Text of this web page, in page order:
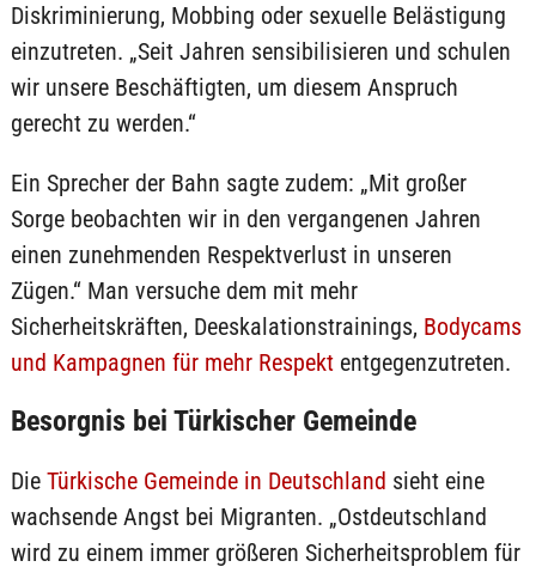
Diskriminierung, Mobbing oder sexuelle Belästigung
einzutreten. „Seit Jahren sensibilisieren und schulen
wir unsere Beschäftigten, um diesem Anspruch
gerecht zu werden.“
Ein Sprecher der Bahn sagte zudem: „Mit großer
Sorge beobachten wir in den vergangenen Jahren
einen zunehmenden Respektverlust in unseren
Zügen.“ Man versuche dem mit mehr
Sicherheitskräften, Deeskalationstrainings, Bodycams
und Kampagnen für mehr Respektentgegenzutreten.
Besorgnis bei Türkischer Gemeinde
Die Türkische Gemeinde in Deutschland sieht eine
wachsende Angst bei Migranten. „Ostdeutschland
wird zu einem immer größeren Sicherheitsproblem für